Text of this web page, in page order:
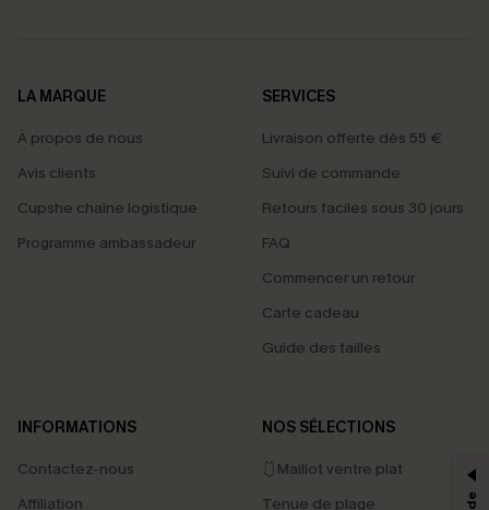
LA MARQUE
À propos de nous
Avis clients
Cupshe chaîne logistique
Programme ambassadeur
SERVICES
Livraison offerte dès 55 €
Suivi de commande
Retours faciles sous 30 jours
FAQ
Commencer un retour
Carte cadeau
Guide des tailles
INFORMATIONS
Contactez-nous
Affiliation
NOS SÉLECTIONS
🩱Maillot ventre plat
Tenue de plage
PROFITEZ DE -15%
-15% dès 2 Achetés par E-mail
*Un code par commande, valable une seule fois.